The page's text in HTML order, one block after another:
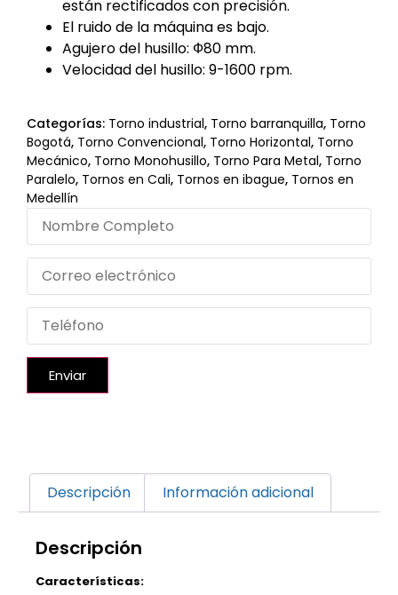
están rectificados con precisión.
El ruido de la máquina es bajo.
Agujero del husillo: Ф80 mm.
Velocidad del husillo: 9-1600 rpm.
Categorías: Torno industrial, Torno barranquilla, Torno
Bogotá, Torno Convencional, Torno Horizontal, Torno
Mecánico, Torno Monohusillo, Torno Para Metal, Torno
Paralelo, Tornos en Cali, Tornos en ibague, Tornos en
Medellín
Enviar
Descripción Información adicional
Descripción
Características: